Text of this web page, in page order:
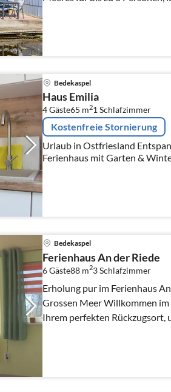
gelegen.
Bedekaspel
Haus Emilia
4 Gäste65 m21 Schlafzimmer
Kostenfreie Stornierung
Urlaub in Ostfriesland
Ferienhaus mit Garten & Wintergarten
Ihrer stilvollen
nur wenige Minuten ...
Bedekaspel
Ferienhaus An der Riede
6 Gäste88 m23Schlafzimmer
Erholung pur im Ferienhaus
Grossen Meer Willkommen im Ferienhaus An der Riede,
Ihrem perfekten Rückzugsort,